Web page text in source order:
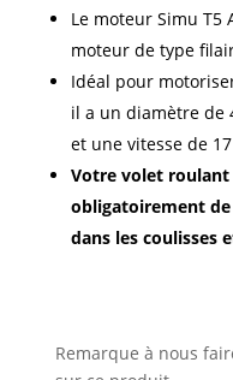
Le moteur Simu T5
moteur de type
Idéal pour
il a un diamètre de
et une vitesse de
Votre volet
obligatoirement
dans les coulisses
Remarque à nous